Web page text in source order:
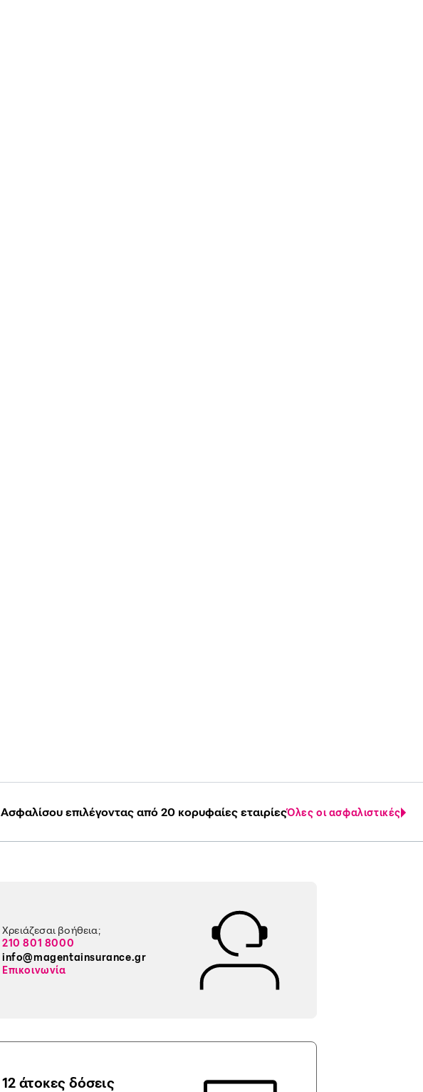
Ασφαλίσου επιλέγοντας από 20 κορυφαίες εταιρίεςΌλες οι ασφαλιστικές
Χρειάζεσαι βοήθεια;
210 801 8000
info@magentainsurance.gr
Επικοινωνία
12 άτοκες δόσεις